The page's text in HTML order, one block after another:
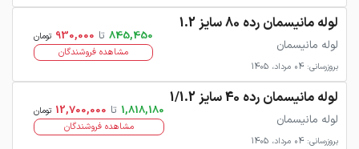
لوله مانیسمان رده 80 سایز 1.2
لوله مانیسمان
بروزرسانی: 04 مرداد، 1405
845,450 تا 930,000 تومان
مشاهده فروشندگان
لوله مانیسمان رده 40 سایز 1/1.2
لوله مانیسمان
بروزرسانی: 04 مرداد، 1405
1,818,180 تا 12,700,000 تومان
مشاهده فروشندگان